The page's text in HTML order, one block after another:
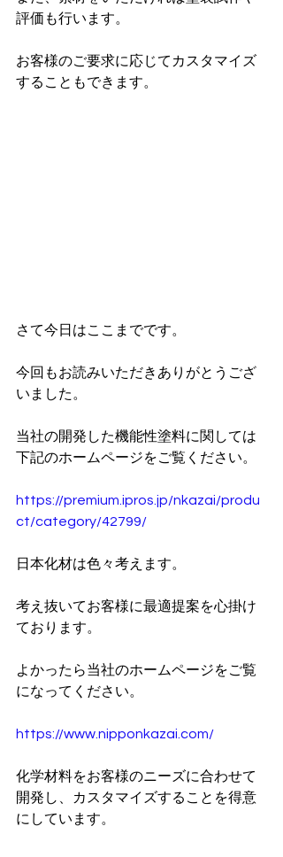
評価も行います。
お客様のご要求に応じてカスタマイズ
することもできます。
さて今日はここまでです。
今回もお読みいただきありがとうござ
いました。
当社の開発した機能性塗料に関しては
下記のホームページをご覧ください。
https://premium.ipros.jp/nkazai/produ
ct/category/42799/
日本化材は色々考えます。
考え抜いてお客様に最適提案を心掛け
ております。
よかったら当社のホームページをご覧
になってください。
https://www.nipponkazai.com/
化学材料をお客様のニーズに合わせて
開発し、カスタマイズすることを得意
にしています。